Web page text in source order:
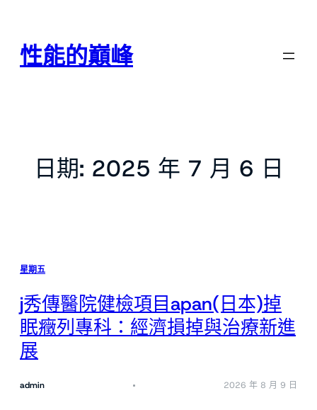
性能的巔峰
日期: 2025 年 7 月 6 日
星期五
j秀傳醫院健檢項目apan(日本)掉
眠癥列專科：經濟損掉與治療新進
展
admin 2026 年 8 月 9 日